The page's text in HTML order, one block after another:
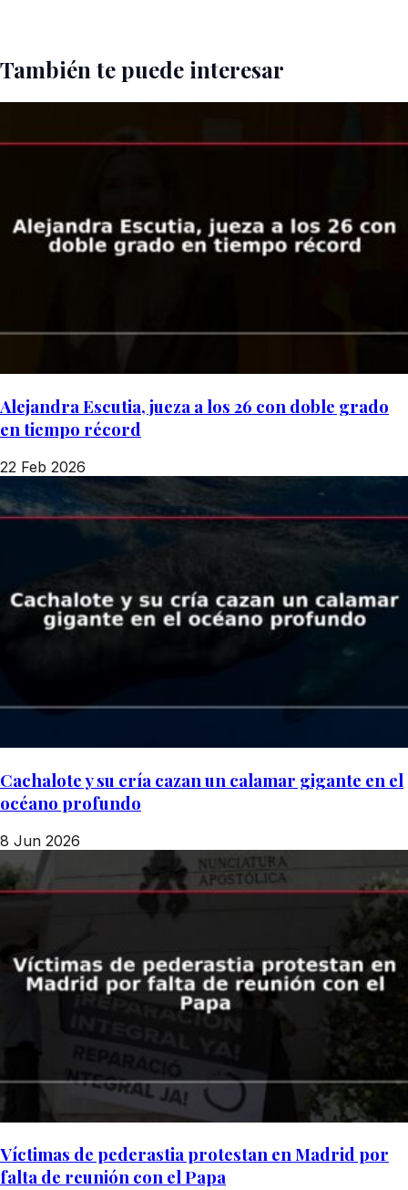
También te puede interesar
Alejandra Escutia, jueza a los 26 con doble grado
en tiempo récord
22 Feb 2026
Cachalote y su cría cazan un calamar gigante en el
océano profundo
8 Jun 2026
Víctimas de pederastia protestan en Madrid por
falta de reunión con el Papa